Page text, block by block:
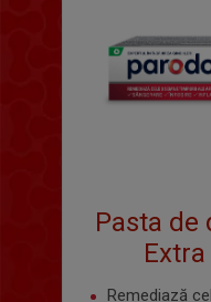
Pasta de
Extra
Remediază